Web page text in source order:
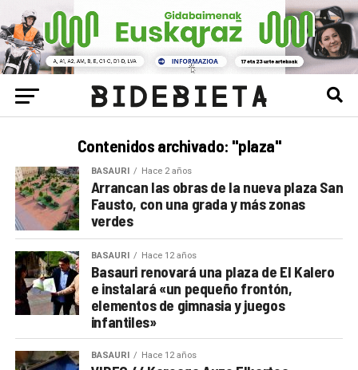
Contenidos archivado: "plaza"
BASAURI Hace 2 años
Arrancan las obras de la nueva plaza San
Fausto, con una grada y más zonas
verdes
BASAURI Hace 12 años
Basauri renovará una plaza de El Kalero
e instalará «un pequeño frontón,
elementos de gimnasia y juegos
infantiles»
BASAURI Hace 12 años